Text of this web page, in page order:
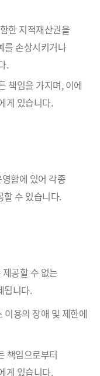
한 지적재산권을
를 손상시키거나
.
책임을 가지며, 이에
게 있습니다.
함에 있어 각종
할 수 있습니다.
공할 수 없는
됩니다.
이용의 장애 및 제한에
책임으로부터
게 있습니다.